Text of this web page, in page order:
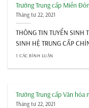
Trường Trung cấp Miền
Tháng tư 22, 2021
THÔNG TIN TUYỂN SINH
SINH HỆ TRUNG CẤP
1 CÁC BÌNH LUẬN
Trường Trung cấp Văn
Tháng tư 22, 2021